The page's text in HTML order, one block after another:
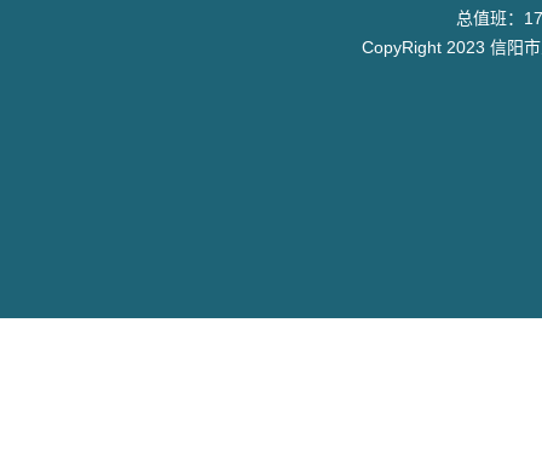
总值班：
CopyRight 2023 信阳